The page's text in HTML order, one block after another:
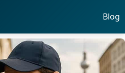
Blog